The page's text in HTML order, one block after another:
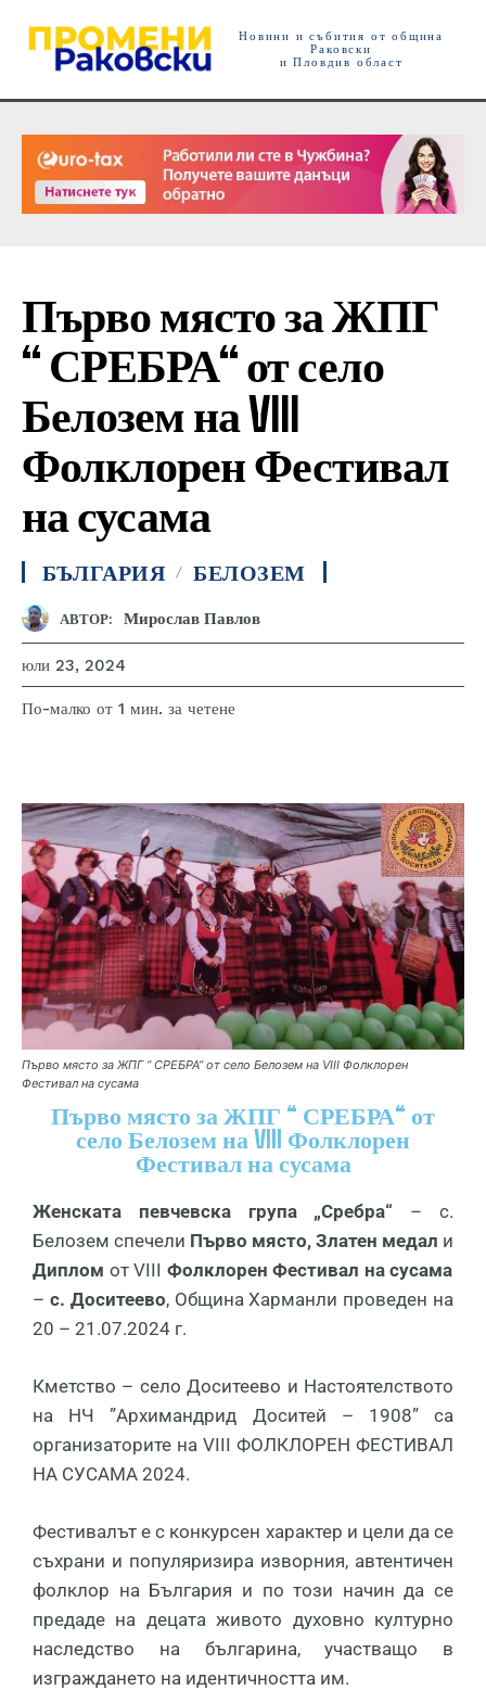
Новини и събития от община
Раковски
и Пловдив област
Първо място за ЖПГ
“ СРЕБРА“ от село
Белозем на VIII
Фолклорен Фестивал
на сусама
БЪЛГАРИЯ БЕЛОЗЕМ
АВТОР: Мирослав Павлов
юли 23, 2024
По-малко от 1 мин. за четене
Първо място за ЖПГ “ СРЕБРА“ от село Белозем на VIII Фолклорен
Фестивал на сусама
Първо място за ЖПГ “ СРЕБРА“ от
село Белозем на VIII Фолклорен
Фестивал на сусама
Женската певчевска група „Сребра“ – с.
Белозем спечели Първо място, Златен медал и
Диплом от VIII Фолклорен Фестивал на сусама
– с. Доситеево, Община Харманли проведен на
20 – 21.07.2024 г.
Кметство – село Доситеево и Настоятелството
на НЧ ”Архимандрид Доситей – 1908” са
организаторите на VIII ФОЛКЛОРЕН ФЕСТИВАЛ
НА СУСАМА 2024.
Фестивалът е с конкурсен характер и цели да се
съхрани и популяризира изворния, автентичен
фолклор на България и по този начин да се
предаде на децата живото духовно културно
наследство на българина, участващо в
изграждането на идентичността им.